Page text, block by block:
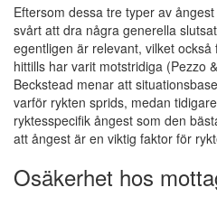
Eftersom dessa tre typer av
svårt att dra några generella
egentligen är relevant, vilket
hittills har varit motstridiga (Pezzo
Beckstead menar att
varför rykten sprids, medan
ryktesspecifik ångest som den
att ångest är en viktig faktor för
Osäkerhet hos